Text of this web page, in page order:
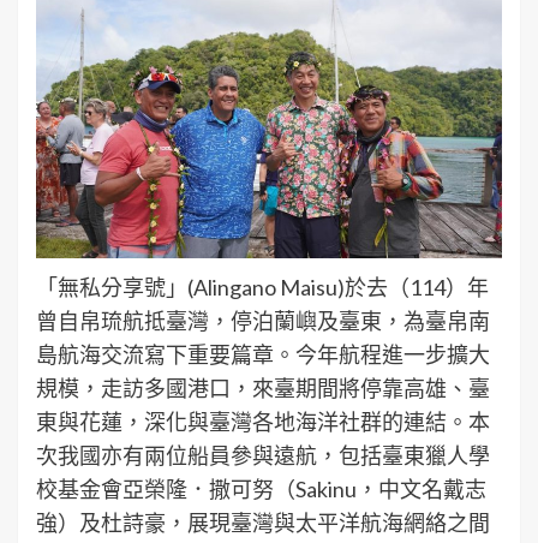
「無私分享號」(Alingano Maisu)於去（114）年
曾自帛琉航抵臺灣，停泊蘭嶼及臺東，為臺帛南
島航海交流寫下重要篇章。今年航程進一步擴大
規模，走訪多國港口，來臺期間將停靠高雄、臺
東與花蓮，深化與臺灣各地海洋社群的連結。本
次我國亦有兩位船員參與遠航，包括臺東獵人學
校基金會亞榮隆．撒可努（Sakinu，中文名戴志
強）及杜詩豪，展現臺灣與太平洋航海網絡之間